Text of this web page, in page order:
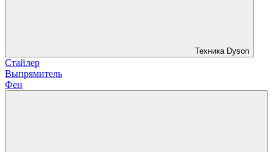
Техника Dyson
Стайлер
Выпрямитель
Фен